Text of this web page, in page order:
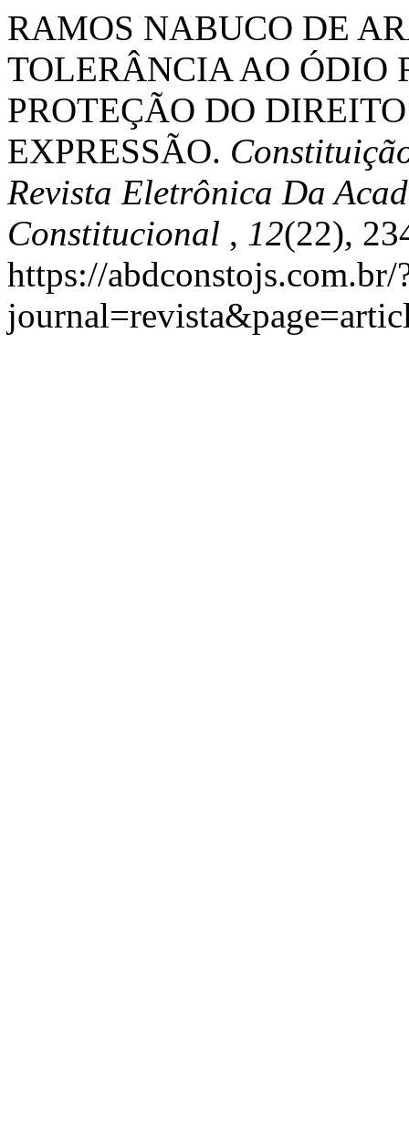
RAMOS NABUCO DE
TOLERÂNCIA AO ÓDIO
PROTEÇÃO DO
EXPRESSÃO.
Revista Eletrônica Da
Constitucional , 12(22),
https://abdconstojs.com.br/